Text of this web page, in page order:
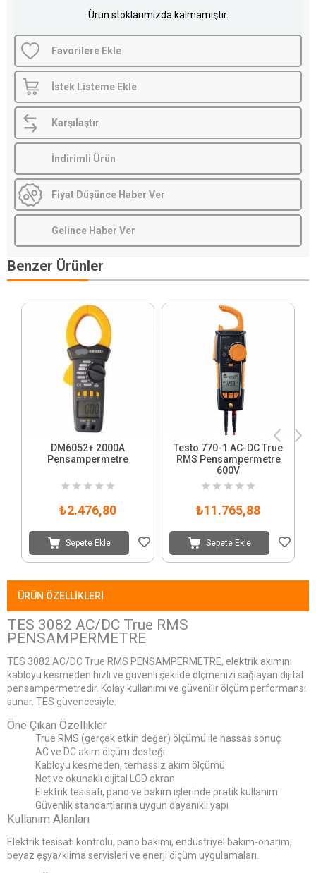
Ürün stoklarımızda kalmamıştır.
Favorilere Ekle
İstek Listeme Ekle
Karşılaştır
İndirimli Ürün
Fiyat Düşünce Haber Ver
Gelince Haber Ver
Benzer Ürünler
DM6052+ 2000A
Pensampermetre
★ ★ ★ ★ ★
₺2.476,80
Sepete Ekle
Testo 770-1 AC-DC True
RMS Pensampermetre
600V
★ ★ ★ ★ ★
₺11.765,88
Sepete Ekle
ÜRÜN ÖZELLIKLERI
TES 3082 AC/DC True RMS
PENSAMPERMETRE
TES 3082 AC/DC True RMS PENSAMPERMETRE, elektrik akımını
kabloyu kesmeden hızlı ve güvenli şekilde ölçmenizi sağlayan dijital
pensampermetredir. Kolay kullanımı ve güvenilir ölçüm performansı
sunar. TES güvencesiyle.
Öne Çıkan Özellikler
True RMS (gerçek etkin değer) ölçümü ile hassas sonuç
AC ve DC akım ölçüm desteği
Kabloyu kesmeden, temassız akım ölçümü
Net ve okunaklı dijital LCD ekran
Elektrik tesisatı, pano ve bakım işlerinde pratik kullanım
Güvenlik standartlarına uygun dayanıklı yapı
Kullanım Alanları
Elektrik tesisatı kontrolü, pano bakımı, endüstriyel bakım-onarım,
beyaz eşya/klima servisleri ve enerji ölçüm uygulamaları.